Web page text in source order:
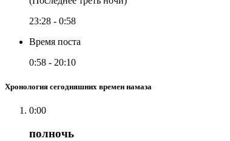
23:28 - 0:58
Время поста
0:58 - 20:10
Хронология сегодняшних времен намаза
0:00
полночь